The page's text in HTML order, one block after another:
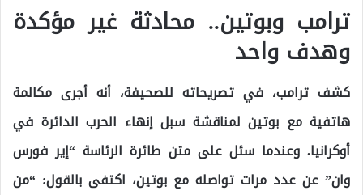
ترامب وبوتين.. محادثة غير مؤكدة
وهدف واحد
كشف ترامب، في تصريحاته للصحيفة، أنه أجرى مكالمة
هاتفية مع بوتين لمناقشة سبل إنهاء الحرب الدائرة في
أوكرانيا. وعندما سئل على متن طائرة الرئاسة “إير فورس
وان” عن عدد مرات تواصله مع بوتين، اكتفى بالقول: “من